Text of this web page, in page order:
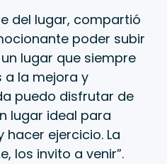
del lugar, compartió
poder subir
un lugar que siempre
a la mejora y
puedo disfrutar de
lugar ideal para
ejercicio. La
los invito a venir”.